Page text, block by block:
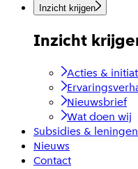
Inzicht krijgen
Inzicht
Acties &
Nieuwsbrief
Wat doen wij
Subsidies & leningen
Nieuws
Contact